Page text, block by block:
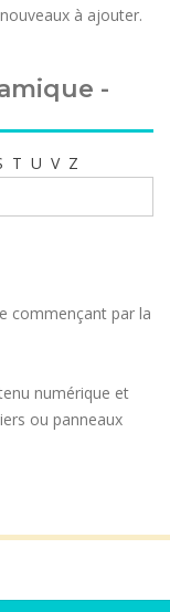
à ajouter.
-
T U V Z
commençant par la
numérique et
ou panneaux